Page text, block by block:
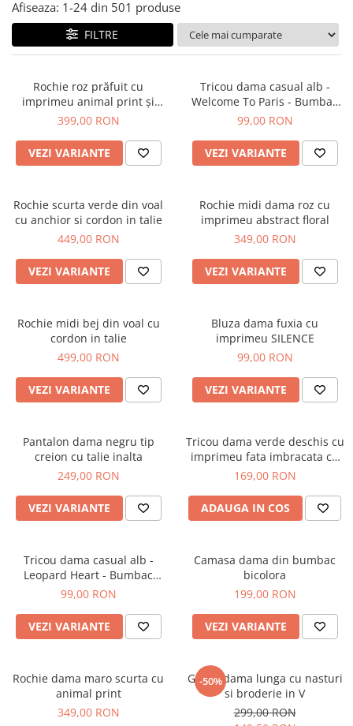
Tricouri si topuri
Rochii de eveniment
Afiseaza: 1-24 din 501 produse
FILTRE
Rochie roz prăfuit cu
imprimeu animal print și
curea
399,00 RON
VEZI VARIANTE
Tricou dama casual alb -
Welcome To Paris - Bumbac
Organic
99,00 RON
VEZI VARIANTE
Rochie scurta verde din voal
cu anchior si cordon in talie
449,00 RON
VEZI VARIANTE
Rochie midi dama roz cu
imprimeu abstract floral
349,00 RON
VEZI VARIANTE
Rochie midi bej din voal cu
cordon in talie
499,00 RON
VEZI VARIANTE
Bluza dama fuxia cu
imprimeu SILENCE
99,00 RON
VEZI VARIANTE
Pantalon dama negru tip
creion cu talie inalta
249,00 RON
VEZI VARIANTE
Tricou dama verde deschis cu
imprimeu fata imbracata cu
alb si inghetata in mana
169,00 RON
ADAUGA IN COS
Tricou dama casual alb -
Leopard Heart - Bumbac
Organic
99,00 RON
VEZI VARIANTE
Camasa dama din bumbac
bicolora
199,00 RON
VEZI VARIANTE
Rochie dama maro scurta cu
animal print
349,00 RON
-50%
Geaca dama lunga cu nasturi
si broderie in V
299,00 RON